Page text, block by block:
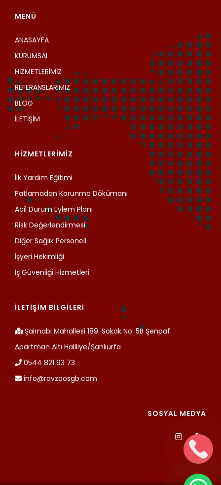
MENÜ
ANASAYFA
KURUMSAL
HİZMETLERİMİZ
REFERANSLARIMIZ
BLOG
İLETİŞİM
HİZMETLERİMİZ
İlk Yardım Eğitimi
Patlamadan Korunma Dökümanı
Acil Durum Eylem Planı
Risk Değerlendirmesi
Diğer Sağlık Personeli
İşyeri Hekimliği
İş Güvenliği Hizmetleri
İLETİŞİM BİLGİLERİ
Şairnabi Mahallesi 189. Sokak No: 5B Şenpaf
Apartman Altı Haliliye/Şanlıurfa
0544 821 93 73
info@ravzaosgb.com
SOSYAL MEDYA